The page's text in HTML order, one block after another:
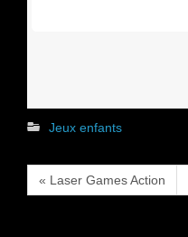
Jeux enfants
« Laser Games Action